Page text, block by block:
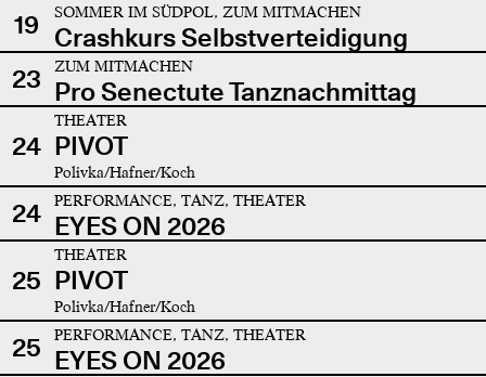
19 SOMMER IM SÜDPOL, ZUM MITMACHEN
Crashkurs Selbstverteidigung
23
ZUM MITMACHEN
Pro Senectute Tanznachmittag
24
THEATER
PIVOT
Polivka/Hafner/Koch
24 PERFORMANCE, TANZ, THEATER
EYES ON 2026
25
THEATER
PIVOT
Polivka/Hafner/Koch
25 PERFORMANCE, TANZ, THEATER
EYES ON 2026